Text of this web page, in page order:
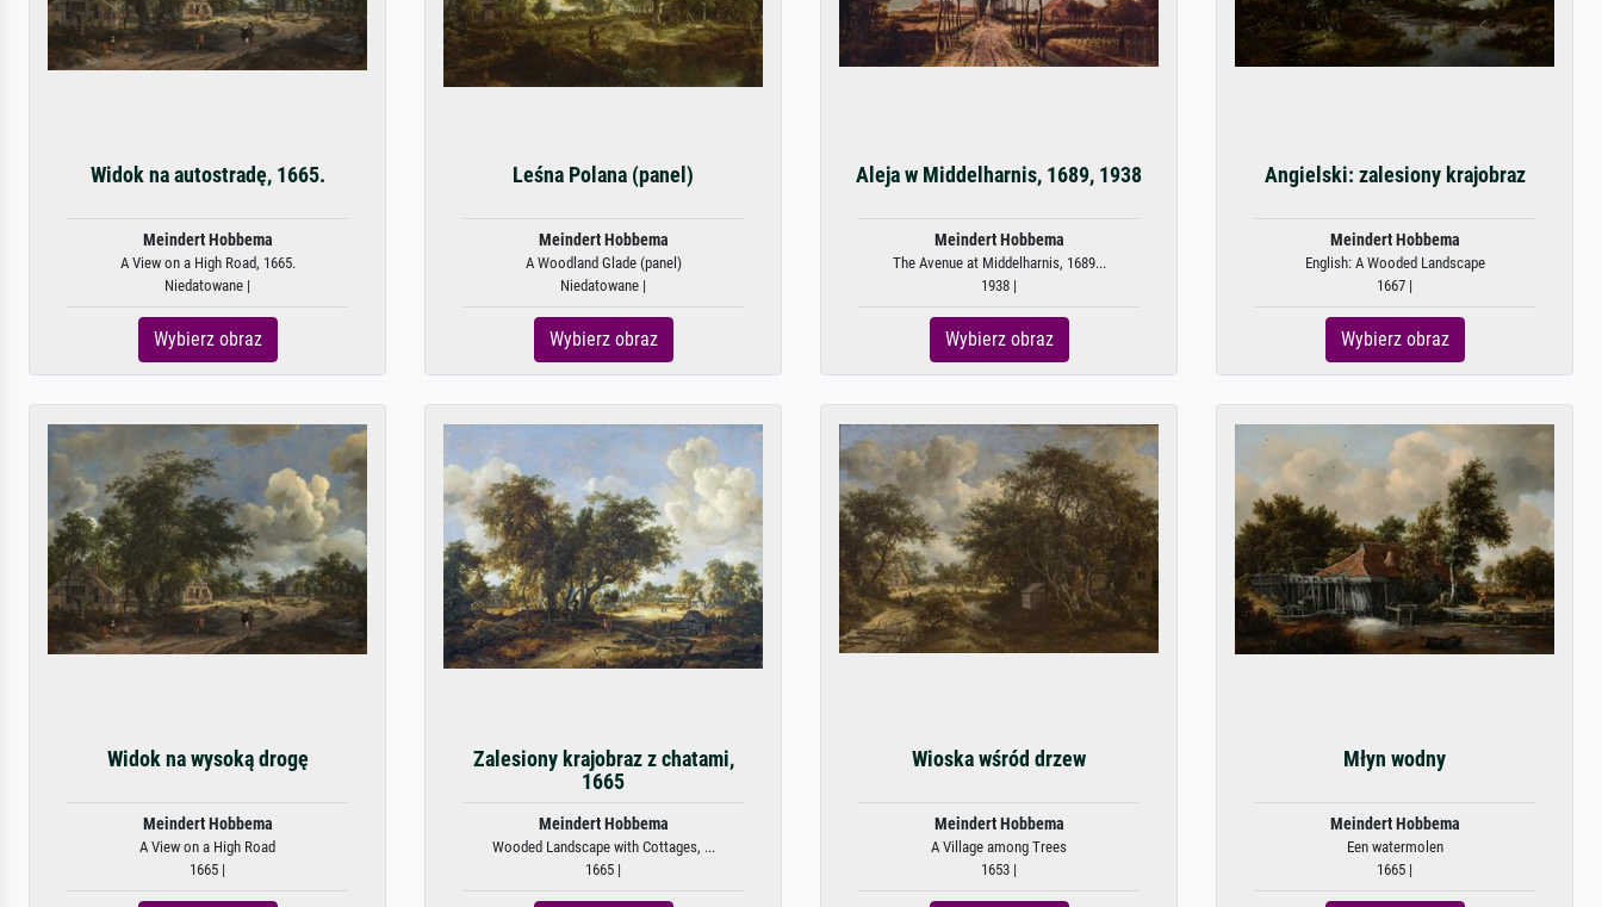
Widok na autostradę, 1665.
Meindert Hobbema
A View on a High Road, 1665.
Niedatowane |
Wybierz obraz
Leśna Polana (panel)
Meindert Hobbema
A Woodland Glade (panel)
Niedatowane |
Wybierz obraz
Aleja w Middelharnis, 1689, 1938
Meindert Hobbema
The Avenue at Middelharnis, 1689...
1938 |
Wybierz obraz
Angielski: zalesiony krajobraz
Meindert Hobbema
English: A Wooded Landscape
1667 |
Wybierz obraz
Widok na wysoką drogę
Meindert Hobbema
A View on a High Road
1665 |
Zalesiony krajobraz z chatami,
1665
Meindert Hobbema
Wooded Landscape with Cottages, ...
1665 |
Wioska wśród drzew
Meindert Hobbema
A Village among Trees
1653 |
Młyn wodny
Meindert Hobbema
Een watermolen
1665 |